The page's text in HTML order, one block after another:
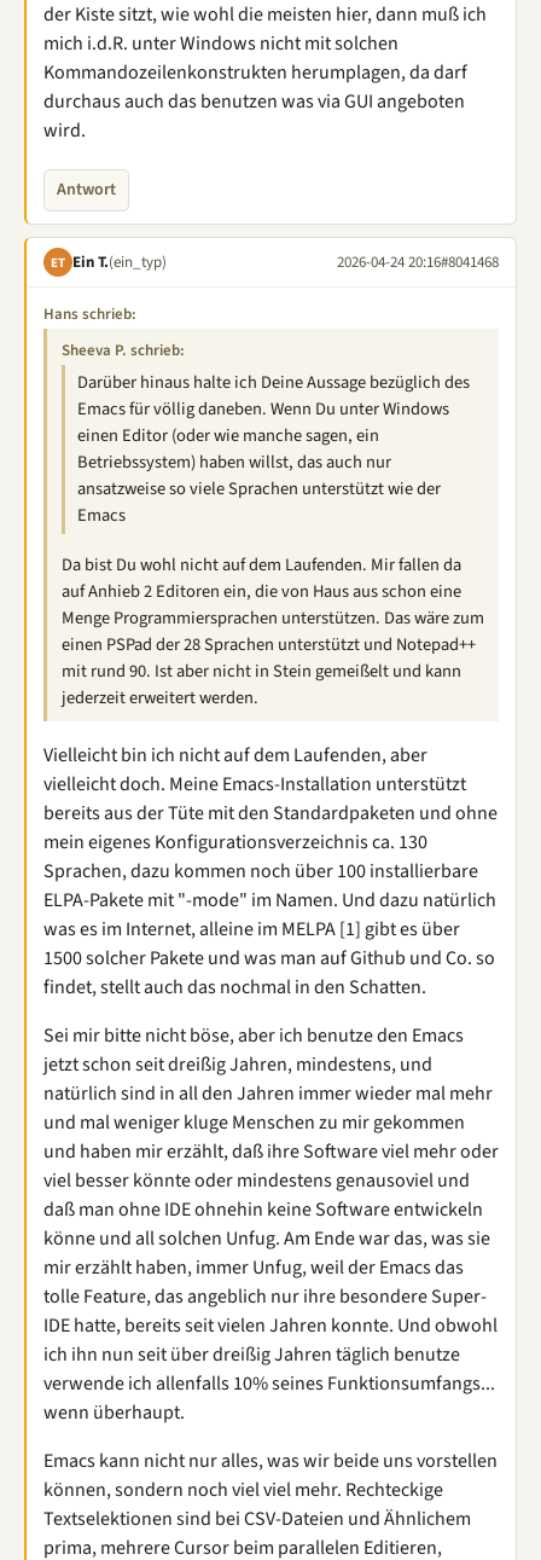
der Kiste sitzt, wie wohl die meisten hier, dann muß ich
mich i.d.R. unter Windows nicht mit solchen
Kommandozeilenkonstrukten herumplagen, da darf
durchaus auch das benutzen was via GUI angeboten
wird.
Antwort
ET Ein T.(ein_typ) 2026-04-24 20:16#8041468
Hans schrieb:
Sheeva P. schrieb:
Darüber hinaus halte ich Deine Aussage bezüglich des
Emacs für völlig daneben. Wenn Du unter Windows
einen Editor (oder wie manche sagen, ein
Betriebssystem) haben willst, das auch nur
ansatzweise so viele Sprachen unterstützt wie der
Emacs
Da bist Du wohl nicht auf dem Laufenden. Mir fallen da
auf Anhieb 2 Editoren ein, die von Haus aus schon eine
Menge Programmiersprachen unterstützen. Das wäre zum
einen PSPad der 28 Sprachen unterstützt und Notepad++
mit rund 90. Ist aber nicht in Stein gemeißelt und kann
jederzeit erweitert werden.
Vielleicht bin ich nicht auf dem Laufenden, aber
vielleicht doch. Meine Emacs-Installation unterstützt
bereits aus der Tüte mit den Standardpaketen und ohne
mein eigenes Konfigurationsverzeichnis ca. 130
Sprachen, dazu kommen noch über 100 installierbare
ELPA-Pakete mit "-mode" im Namen. Und dazu natürlich
was es im Internet, alleine im MELPA [1] gibt es über
1500 solcher Pakete und was man auf Github und Co. so
findet, stellt auch das nochmal in den Schatten.
Sei mir bitte nicht böse, aber ich benutze den Emacs
jetzt schon seit dreißig Jahren, mindestens, und
natürlich sind in all den Jahren immer wieder mal mehr
und mal weniger kluge Menschen zu mir gekommen
und haben mir erzählt, daß ihre Software viel mehr oder
viel besser könnte oder mindestens genausoviel und
daß man ohne IDE ohnehin keine Software entwickeln
könne und all solchen Unfug. Am Ende war das, was sie
mir erzählt haben, immer Unfug, weil der Emacs das
tolle Feature, das angeblich nur ihre besondere Super-
IDE hatte, bereits seit vielen Jahren konnte. Und obwohl
ich ihn nun seit über dreißig Jahren täglich benutze
verwende ich allenfalls 10% seines Funktionsumfangs...
wenn überhaupt.
Emacs kann nicht nur alles, was wir beide uns vorstellen
können, sondern noch viel viel mehr. Rechteckige
Textselektionen sind bei CSV-Dateien und Ähnlichem
prima, mehrere Cursor beim parallelen Editieren,